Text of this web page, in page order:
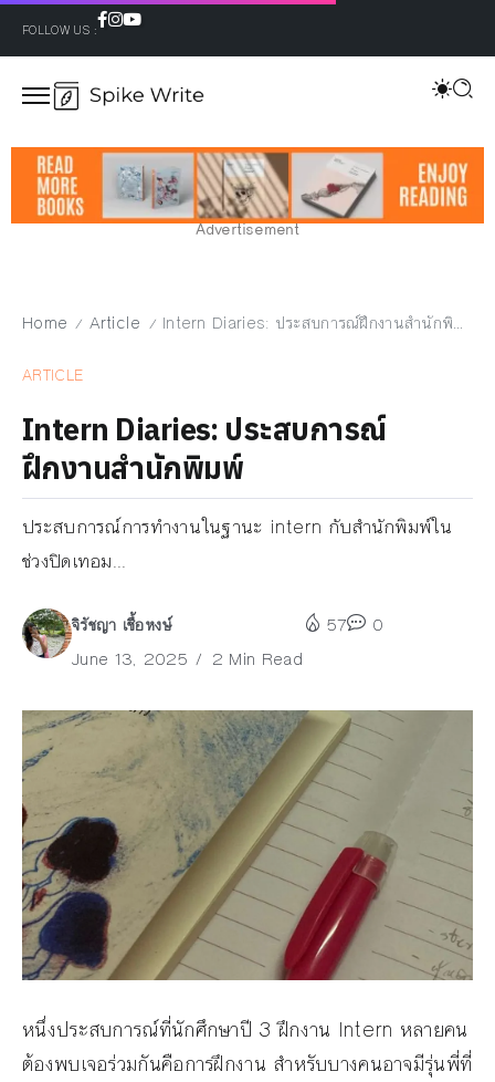
FOLLOW US :
Advertisement
Home / Article / Intern Diaries: ประสบการณ์ฝึกงานสำนักพิมพ์
ARTICLE
Intern Diaries: ประสบการณ์
ฝึกงานสำนักพิมพ์
ประสบการณ์การทำงานในฐานะ intern กับสำนักพิมพ์ใน
ช่วงปิดเทอม...
จิรัชญา เชื้อหงษ์
June 13, 2025
2 Min Read
57 0
หนึ่งประสบการณ์ที่นักศึกษาปี 3 ฝึกงาน Intern หลายคน
ต้องพบเจอร่วมกันคือการฝึกงาน สำหรับบางคนอาจมีรุ่นพี่ที่